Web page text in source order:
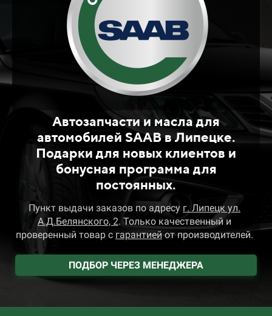
Автозапчасти и масла для
автомобилей SAAB в Липецке.
Подарки для новых клиентов и
бонусная программа для
постоянных.
Пункт выдачи заказов по адресу г. Липецк ул.
А.Д.Белянского, 2. Только качественный и
проверенный товар с гарантиейот производителей.
ПОДБОР ЧЕРЕЗ МЕНЕДЖЕРА